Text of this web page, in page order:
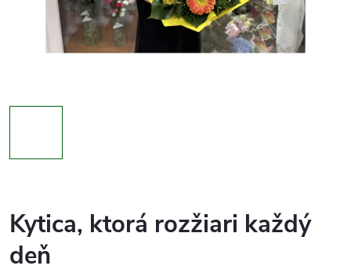
Kytica, ktorá rozžiari každý
deň